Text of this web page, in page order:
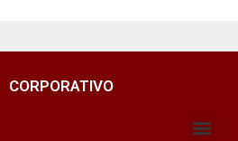
CORPORATIVO